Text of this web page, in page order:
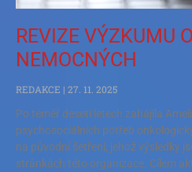
REVIZE VÝZKUMU
NEMOCNÝCH
REDAKCE
27. 11. 2025
Po téměř deseti letech zahájila
psychosociálních potřeb
na původní šetření, jehož výsledky
stránkách této organizace. Cílem